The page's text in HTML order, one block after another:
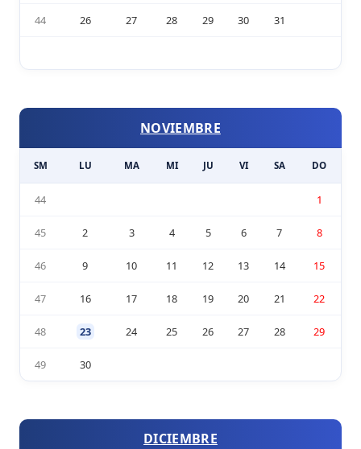
44 26 27 28 29 30 31
NOVIEMBRE
SM LU MA MI JU VI SA DO
44 1
45 2 3 4 5 6 7 8
46 9 10 11 12 13 14 15
47 16 17 18 19 20 21 22
48 23 24 25 26 27 28 29
49 30
DICIEMBRE